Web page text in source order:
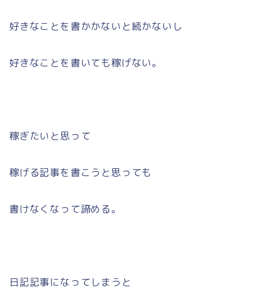
好きなことを書かかないと続かないし
好きなことを書いても稼げない。
稼ぎたいと思って
稼げる記事を書こうと思っても
書けなくなって諦める。
日記記事になってしまうと